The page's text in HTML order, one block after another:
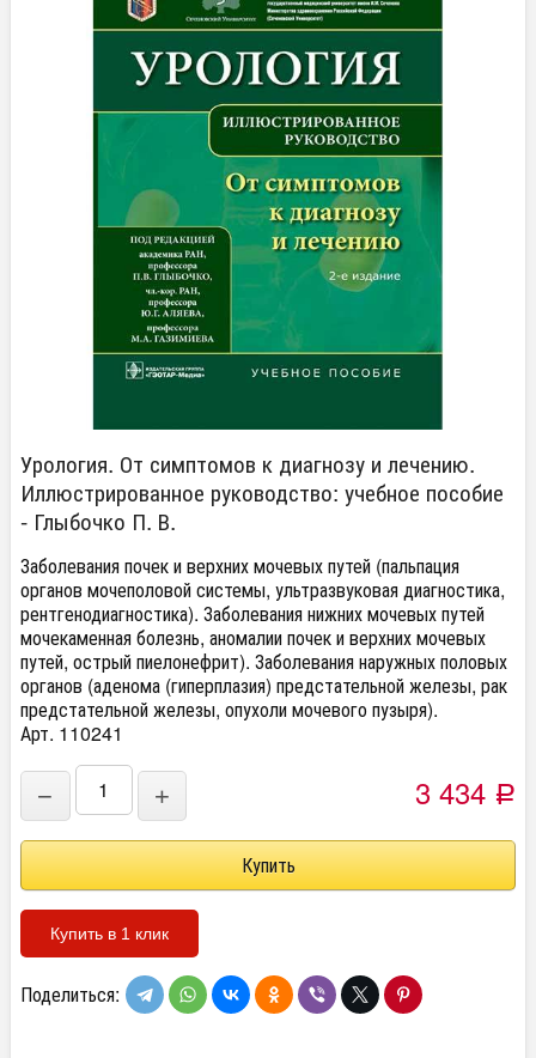
Урология. От симптомов к диагнозу и лечению.
Иллюстрированное руководство: учебное пособие
- Глыбочко П. В.
Заболевания почек и верхних мочевых путей (пальпация
органов мочеполовой системы, ультразвуковая диагностика,
рентгенодиагностика). Заболевания нижних мочевых путей
мочекаменная болезнь, аномалии почек и верхних мочевых
путей, острый пиелонефрит). Заболевания наружных половых
органов (аденома (гиперплазия) предстательной железы, рак
предстательной железы, опухоли мочевого пузыря).
Арт. 110241
− + 3 434 Р
Купить в 1 клик
Поделиться: